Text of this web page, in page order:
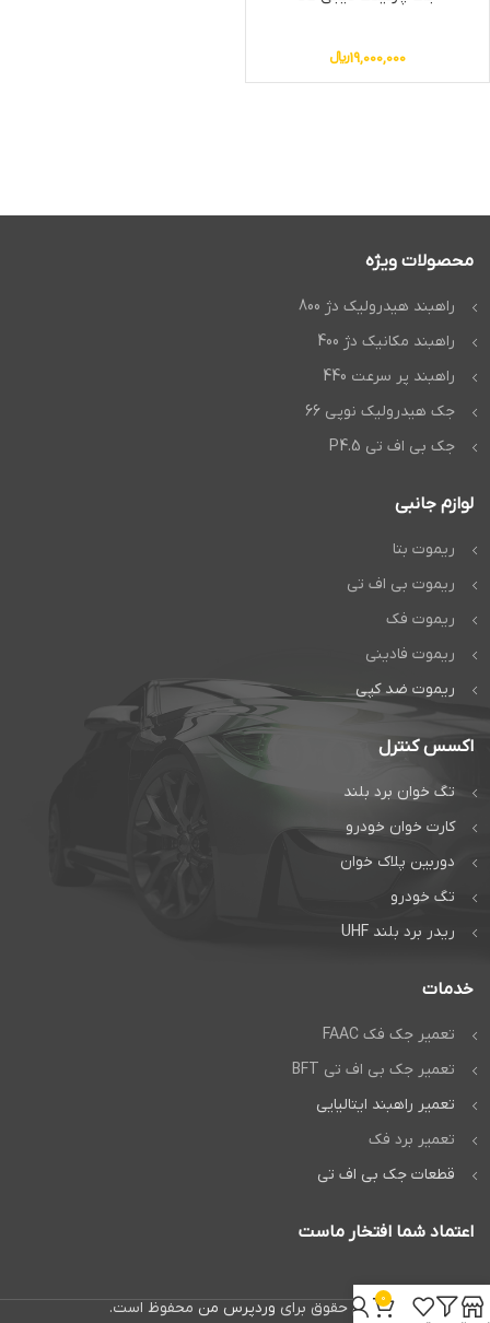
19,000,000﷼
محصولات ویژه
راهبند هیدرولیک دژ 800
راهبند مکانیک دژ 400
راهبند پر سرعت 440
جک هیدرولیک نوپی 66
جک بی اف تی P4.5
لوازم جانبی
ریموت بتا
ریموت بی اف تی
ریموت فک
ریموت فادینی
ریموت ضد کپی
اکسس کنترل
تگ خوان برد بلند
کارت خوان خودرو
دوربین پلاک خوان
تگ خودرو
ریدر برد بلند UHF
خدمات
تعمیر جک فک FAAC
تعمیر جک بی اف تی BFT
تعمیر راهبند ایتالیایی
تعمیر برد فک
قطعات جک بی اف تی
اعتماد شما افتخار ماست
تمام حقوق برای وردپرس من محفوظ است. 0